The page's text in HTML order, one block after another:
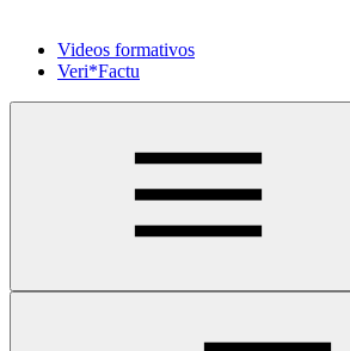
Videos formativos
Veri*Factu